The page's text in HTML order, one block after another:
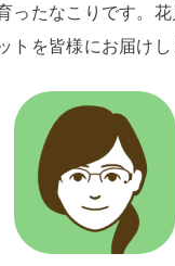
ったなこりです。
トを皆様にお届けし